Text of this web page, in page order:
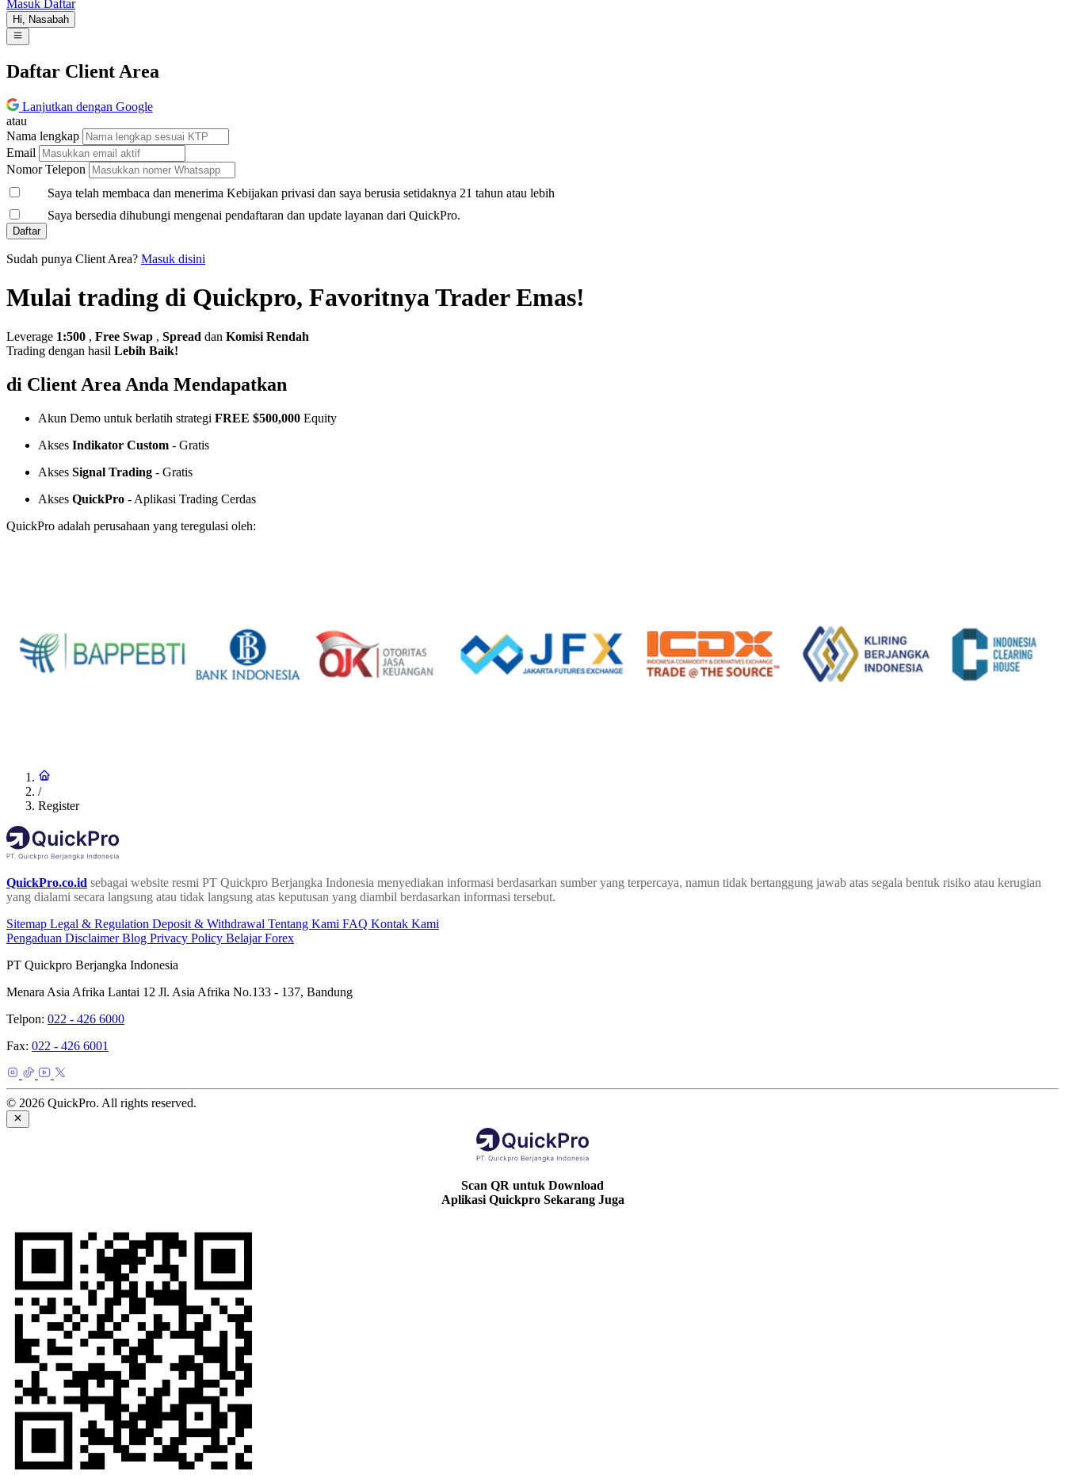
Masuk Daftar
Hi, Nasabah
Daftar Client Area
Lanjutkan dengan Google
atau
Nama lengkap
Email
Nomor Telepon
Saya telah membaca dan menerima Kebijakan privasi dan saya berusia setidaknya 21 tahun atau lebih
Saya bersedia dihubungi mengenai pendaftaran dan update layanan dari QuickPro.
Daftar
Sudah punya Client Area? Masuk disini
Mulai trading di Quickpro, Favoritnya Trader Emas!
Leverage 1:500 , Free Swap , Spread dan Komisi Rendah
Trading dengan hasil Lebih Baik!
di Client Area Anda Mendapatkan
Akun Demo untuk berlatih strategi FREE $500,000 Equity
Akses Indikator Custom - Gratis
Akses Signal Trading - Gratis
Akses QuickPro - Aplikasi Trading Cerdas
QuickPro adalah perusahaan yang teregulasi oleh:
/
Register
QuickPro.co.id sebagai website resmi PT Quickpro Berjangka Indonesia menyediakan informasi berdasarkan sumber yang terpercaya, namun tidak bertanggung jawab atas segala bentuk risiko atau kerugian
yang dialami secara langsung atau tidak langsung atas keputusan yang diambil berdasarkan informasi tersebut.
Sitemap Legal & Regulation Deposit & Withdrawal Tentang Kami FAQ Kontak Kami
Pengaduan DisclaimerBlog Privacy Policy Belajar Forex
PT Quickpro Berjangka Indonesia
Menara Asia Afrika Lantai 12 Jl. Asia Afrika No.133 - 137, Bandung
Telpon: 022 - 426 6000
Fax: 022 - 426 6001
© 2026 QuickPro. All rights reserved.
Scan QR untuk Download
Aplikasi Quickpro Sekarang Juga